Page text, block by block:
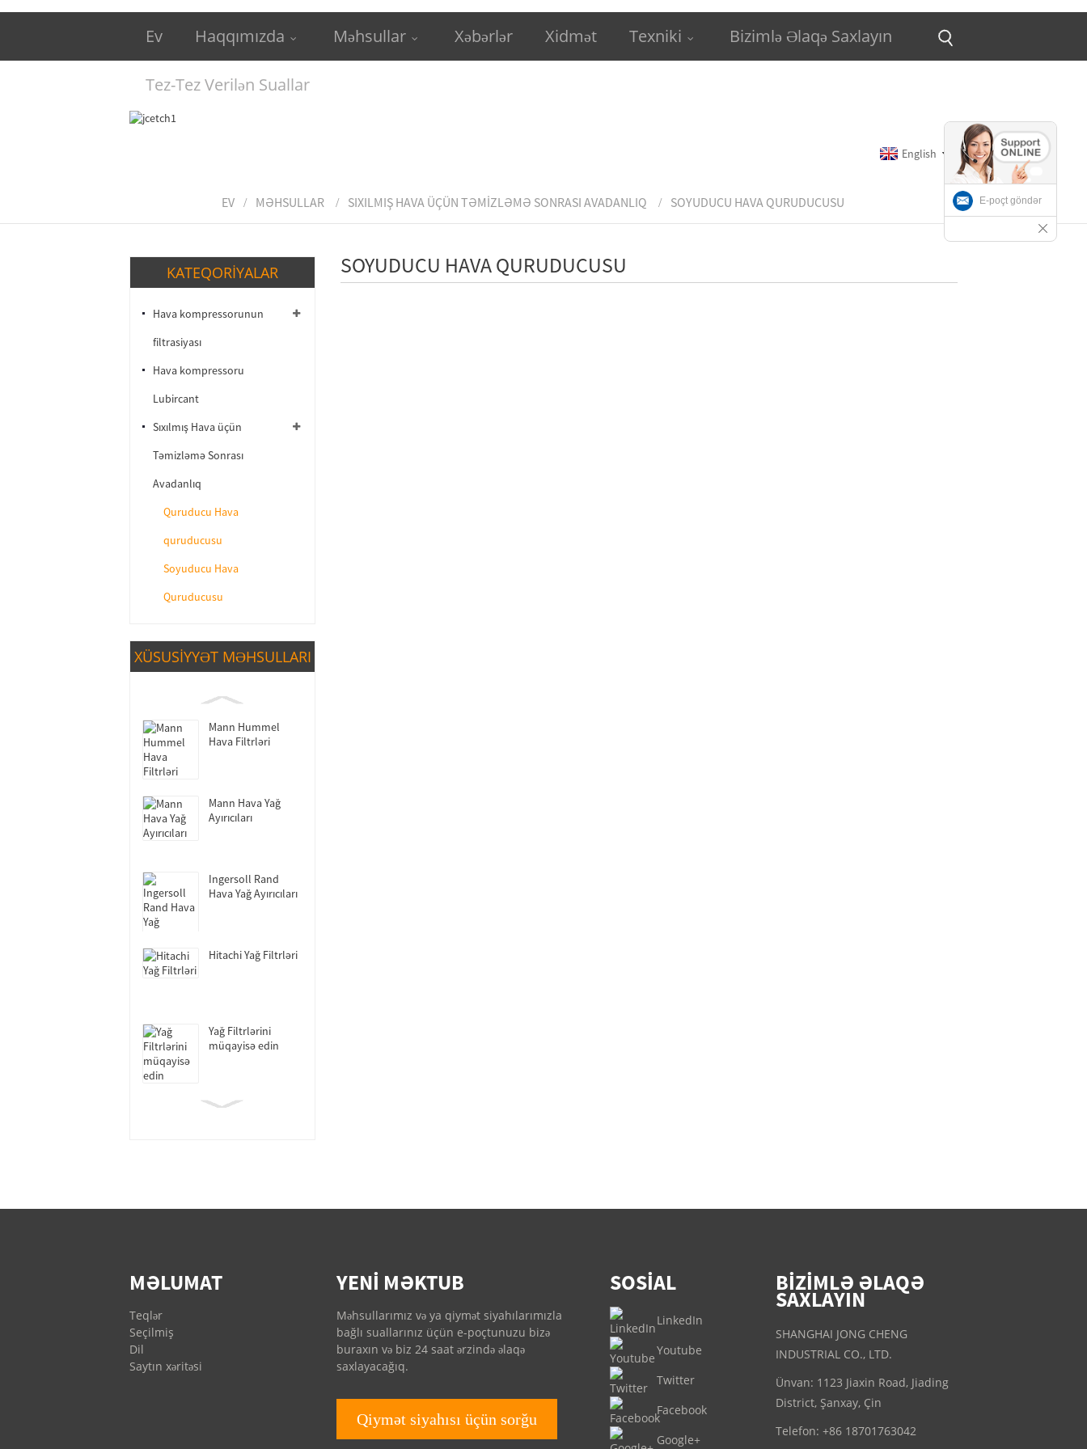
Ev Haqqımızda Məhsullar Xəbərlər Xidmət Texniki Bizimlə Əlaqə Saxlayın
Tez-Tez Verilən Suallar
English
EV MƏHSULLAR SIXILMIŞ HAVA ÜÇÜN TƏMIZLƏMƏ SONRASI AVADANLIQ SOYUDUCU HAVA QURUDUCUSU
KATEQORIYALAR
Hava kompressorunun
filtrasiyası
Hava kompressoru
Lubircant
Sıxılmış Hava üçün
Təmizləmə Sonrası
Avadanlıq
Quruducu Hava
quruducusu
Soyuducu Hava
Quruducusu
XÜSUSIYYƏT MƏHSULLARI
Mann Hummel
Hava Filtrləri
Mann Hava Yağ
Ayırıcıları
Ingersoll Rand
Hava Yağ Ayırıcıları
Hitachi Yağ Filtrləri
Yağ Filtrlərini
müqayisə edin
Fusheng Yağ
Kaesor Yağ Filtrləri
SOYUDUCU HAVA QURUDUCUSU
MƏLUMAT
Teqlər
Seçilmiş
Dil
Saytın xəritəsi
YENI MƏKTUB
Məhsullarımız və ya qiymət siyahılarımızla
bağlı suallarınız üçün e-poçtunuzu bizə
buraxın və biz 24 saat ərzində əlaqə
saxlayacağıq.
Qiymət siyahısı üçün sorğu
SOSIAL
LinkedIn
Youtube
Twitter
Facebook
Google+
BIZIMLƏ ƏLAQƏ
SAXLAYIN
SHANGHAI JONG CHENG
INDUSTRIAL CO., LTD.
Ünvan: 1123 Jiaxin Road, Jiading
District, Şanxay, Çin
Telefon: +86 18701763042
E-poçt göndər